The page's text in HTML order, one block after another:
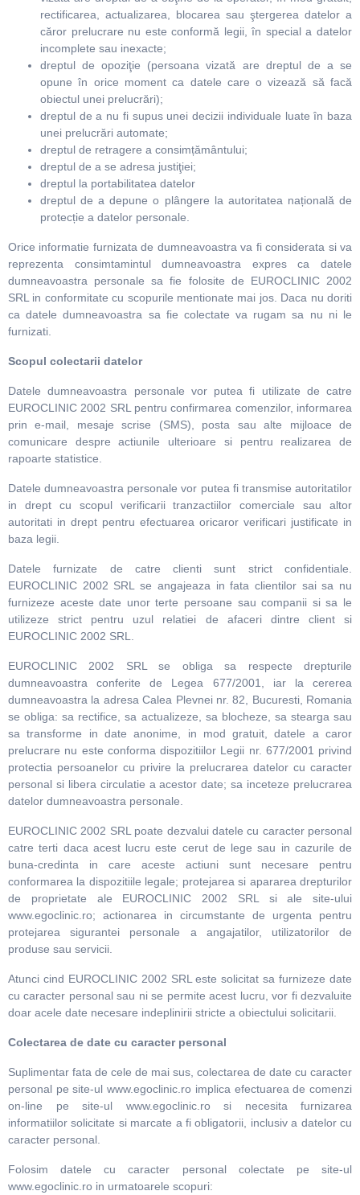
rectificarea, actualizarea, blocarea sau ştergerea datelor a
căror prelucrare nu este conformă legii, în special a datelor
incomplete sau inexacte;
dreptul de opoziţie (persoana vizată are dreptul de a se
opune în orice moment ca datele care o vizează să facă
obiectul unei prelucrări);
dreptul de a nu fi supus unei decizii individuale luate în baza
unei prelucrări automate;
dreptul de retragere a consimțământului;
dreptul de a se adresa justiţiei;
dreptul la portabilitatea datelor
dreptul de a depune o plângere la autoritatea națională de
protecție a datelor personale.
Orice informatie furnizata de dumneavoastra va fi considerata si va
reprezenta consimtamintul dumneavoastra expres ca datele
dumneavoastra personale sa fie folosite de EUROCLINIC 2002
SRL in conformitate cu scopurile mentionate mai jos. Daca nu doriti
ca datele dumneavoastra sa fie colectate va rugam sa nu ni le
furnizati.
Scopul colectarii datelor
Datele dumneavoastra personale vor putea fi utilizate de catre
EUROCLINIC 2002 SRL pentru confirmarea comenzilor, informarea
prin e-mail, mesaje scrise (SMS), posta sau alte mijloace de
comunicare despre actiunile ulterioare si pentru realizarea de
rapoarte statistice.
Datele dumneavoastra personale vor putea fi transmise autoritatilor
in drept cu scopul verificarii tranzactiilor comerciale sau altor
autoritati in drept pentru efectuarea oricaror verificari justificate in
baza legii.
Datele furnizate de catre clienti sunt strict confidentiale.
EUROCLINIC 2002 SRL se angajeaza in fata clientilor sai sa nu
furnizeze aceste date unor terte persoane sau companii si sa le
utilizeze strict pentru uzul relatiei de afaceri dintre client si
EUROCLINIC 2002 SRL.
EUROCLINIC 2002 SRL se obliga sa respecte drepturile
dumneavoastra conferite de Legea 677/2001, iar la cererea
dumneavoastra la adresa Calea Plevnei nr. 82, Bucuresti, Romania
se obliga: sa rectifice, sa actualizeze, sa blocheze, sa stearga sau
sa transforme in date anonime, in mod gratuit, datele a caror
prelucrare nu este conforma dispozitiilor Legii nr. 677/2001 privind
protectia persoanelor cu privire la prelucrarea datelor cu caracter
personal si libera circulatie a acestor date; sa inceteze prelucrarea
datelor dumneavoastra personale.
EUROCLINIC 2002 SRL poate dezvalui datele cu caracter personal
catre terti daca acest lucru este cerut de lege sau in cazurile de
buna-credinta in care aceste actiuni sunt necesare pentru
conformarea la dispozitiile legale; protejarea si apararea drepturilor
de proprietate ale EUROCLINIC 2002 SRL si ale site-ului
www.egoclinic.ro; actionarea in circumstante de urgenta pentru
protejarea sigurantei personale a angajatilor, utilizatorilor de
produse sau servicii.
Atunci cind EUROCLINIC 2002 SRL este solicitat sa furnizeze date
cu caracter personal sau ni se permite acest lucru, vor fi dezvaluite
doar acele date necesare indeplinirii stricte a obiectului solicitarii.
Colectarea de date cu caracter personal
Suplimentar fata de cele de mai sus, colectarea de date cu caracter
personal pe site-ul www.egoclinic.ro implica efectuarea de comenzi
on-line pe site-ul www.egoclinic.ro si necesita furnizarea
informatiilor solicitate si marcate a fi obligatorii, inclusiv a datelor cu
caracter personal.
Folosim datele cu caracter personal colectate pe site-ul
www.egoclinic.ro in urmatoarele scopuri: